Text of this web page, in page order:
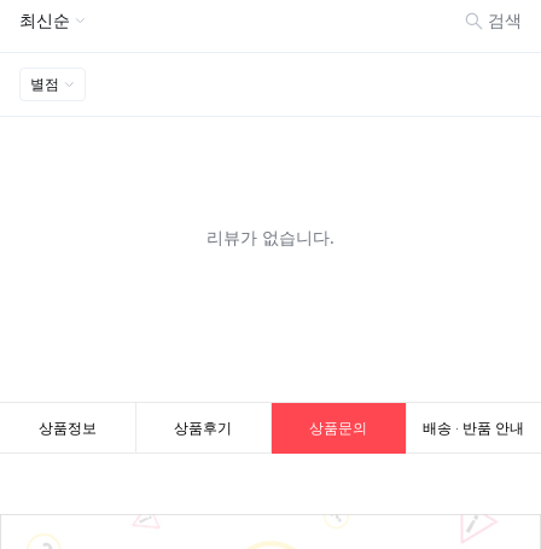
상품정보 상품후기 상품문의 배송 · 반품 안내